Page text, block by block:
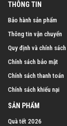
THÔNG TIN
Bảo hành sản phẩm
Thông tin vận chuyển
Quy định và chính sách
Chính sách bảo mật
Chính sách thanh toán
Chính sách khiếu nại
SẢN PHẨM
Quà tết 2026